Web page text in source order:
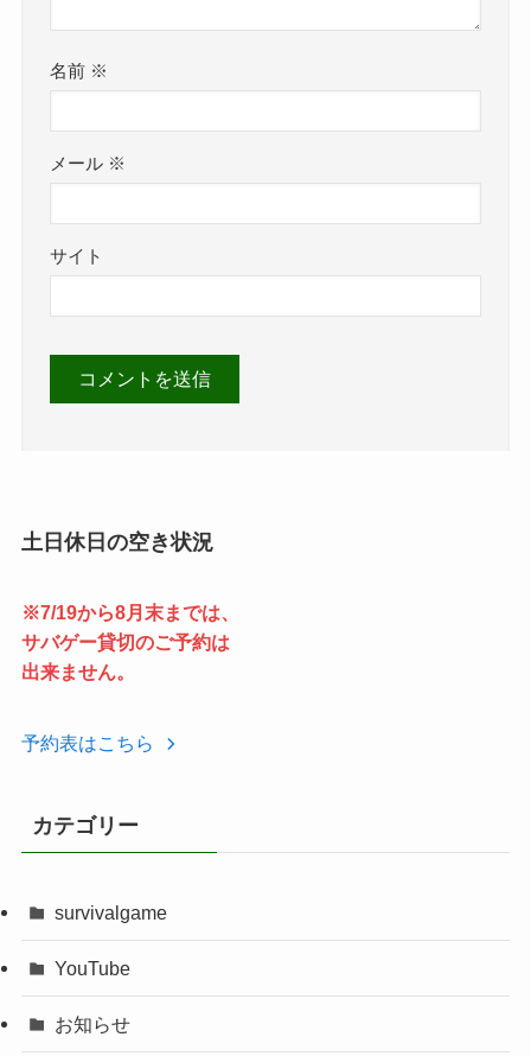
名前 ※
メール ※
サイト
土日休日の空き状況
※7/19から8月末までは、
サバゲー貸切のご予約は
出来ません。
予約表はこちら
カテゴリー
survivalgame
YouTube
お知らせ